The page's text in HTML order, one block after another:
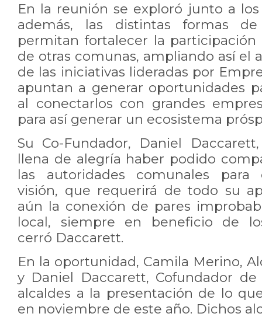
En la reunión se exploró junto a los
además, las distintas formas
permitan fortalecer la
de otras comunas, ampliando así el
de las iniciativas lideradas por
apuntan a generar oportunidades
al conectarlos con grandes
para así generar un ecosistema
Su Co-Fundador, Daniel
llena de alegría haber podido
las autoridades comunales para
visión, que requerirá de todo su
aún la conexión de pares
local, siempre en beneficio de
cerró Daccarett.
En la oportunidad, Camila Merino,
y Daniel Daccarett, Cofundador
alcaldes a la presentación de lo
en noviembre de este año. Dichos